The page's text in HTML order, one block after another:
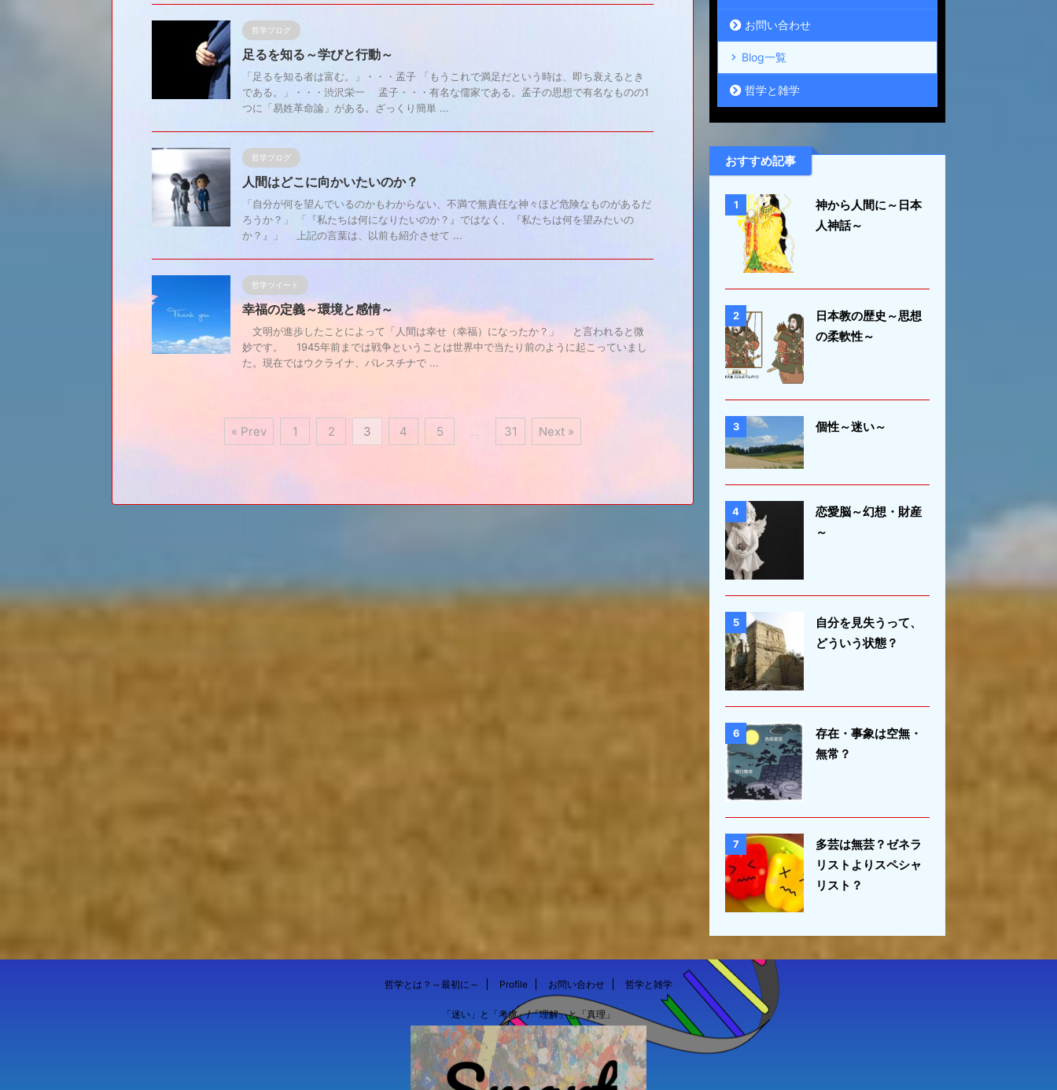
哲学ブログ
足るを知る～学びと行動～
「足るを知る者は富む。」・・・孟子 「もうこれで満足だという時は、即ち衰えるとき
である。」・・・渋沢栄一 孟子・・・有名な儒家である。孟子の思想で有名なものの1
つに「易姓革命論」がある。ざっくり簡単 ...
哲学ブログ
人間はどこに向かいたいのか？
「自分が何を望んでいるのかもわからない、不満で無責任な神々ほど危険なものがあるだ
ろうか？」 「『私たちは何になりたいのか？』ではなく、『私たちは何を望みたいの
か？』」 上記の言葉は、以前も紹介させて ...
哲学ツイート
幸福の定義～環境と感情～
文明が進歩したことによって「人間は幸せ（幸福）になったか？」 と言われると微
妙です。 1945年前までは戦争ということは世界中で当たり前のように起こっていまし
た。現在ではウクライナ、パレスチナで ...
« Prev 1 2 3 4 5 … 31 Next »
お問い合わせ
Blog一覧
哲学と雑学
おすすめ記事
1
神から人間に～日本
人神話～
2
日本教の歴史～思想
の柔軟性～
3 個性～迷い～
4
恋愛脳～幻想・財産
～
5
自分を見失うって、
どういう状態？
6
存在・事象は空無・
無常？
7
多芸は無芸？ゼネラ
リストよりスペシャ
リスト？
哲学とは？～最初に～ Profile お問い合わせ 哲学と雑学
「迷い」と「考慮」/「理解」と「真理」